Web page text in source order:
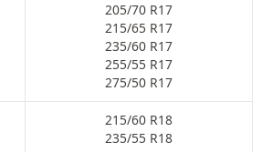
205/70 R17
215/65 R17
235/60 R17
255/55 R17
275/50 R17
215/60 R18
235/55 R18